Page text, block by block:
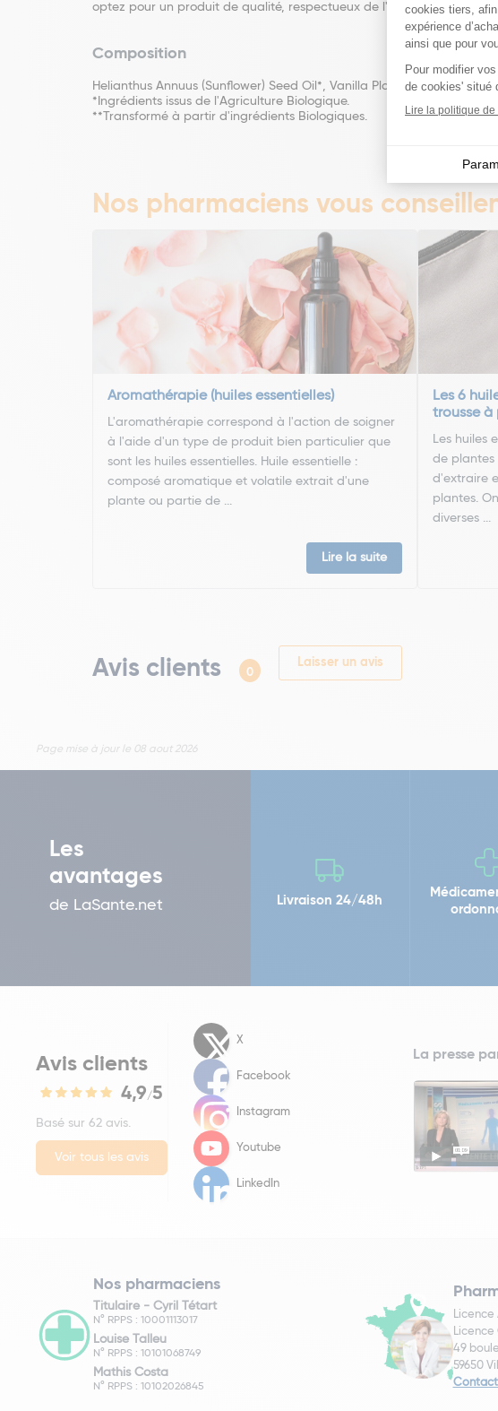
optez pour un produit de qualité, respectueux de l'environnement et
Composition
Helianthus Annuus (Sunflower) Seed Oil*, Vanilla Planifolia Fruit
*Ingrédients issus de l'Agriculture Biologique.
**Transformé à partir d'ingrédients Biologiques.
Nos pharmaciens vous
Aromathérapie (huiles essentielles)
L'aromathérapie correspond à l'action de soigner
à l'aide d'un type de produit bien particulier que
sont les huiles essentielles. Huile essentielle :
composé aromatique et volatile extrait d'une
plante ou partie de ...
Lire la suite
Les 6
trousse à
Les huiles
de plantes
d'extraire
plantes.
diverses ...
Avis clients 0
Laisser un avis
Page mise à jour le 08 aout 2026
Les
avantages
de LaSante.net Livraison 24/48h
Avis clients
4,9/5
Basé sur 62 avis.
Voir tous les avis
X
Facebook
Instagram
Youtube
LinkedIn
La presse
Nos pharmaciens
Titulaire - Cyril Tétart
N° RPPS : 10001113017
Louise Talleu
N° RPPS : 10101068749
Mathis Costa
N° RPPS : 10102026845
Licence
Licence
49
59650